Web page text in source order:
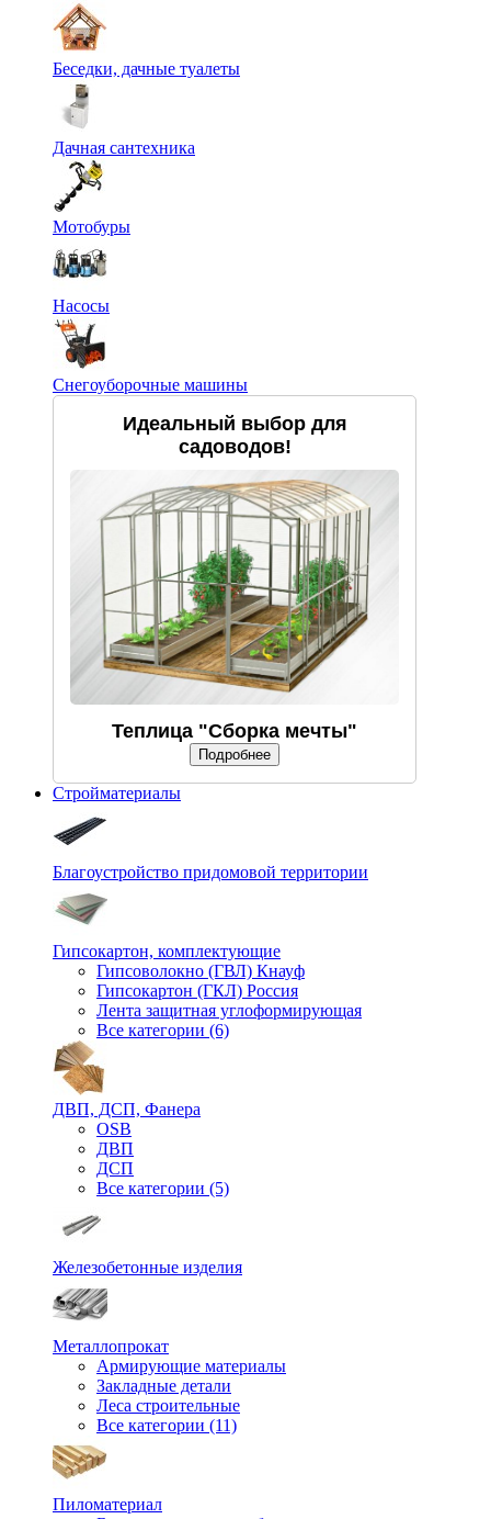
Беседки, дачные туалеты
Дачная сантехника
Мотобуры
Насосы
Снегоуборочные машины
Идеальный выбор для
садоводов!
Теплица "Сборка мечты"
Подробнее
Стройматериалы
Благоустройство придомовой территории
Гипсокартон, комплектующие
Гипсоволокно (ГВЛ) Кнауф
Гипсокартон (ГКЛ) Россия
Лента защитная углоформирующая
Все категории (6)
ДВП, ДСП, Фанера
OSB
ДВП
ДСП
Все категории (5)
Железобетонные изделия
Металлопрокат
Армирующие материалы
Закладные детали
Леса строительные
Все категории (11)
Пиломатериал